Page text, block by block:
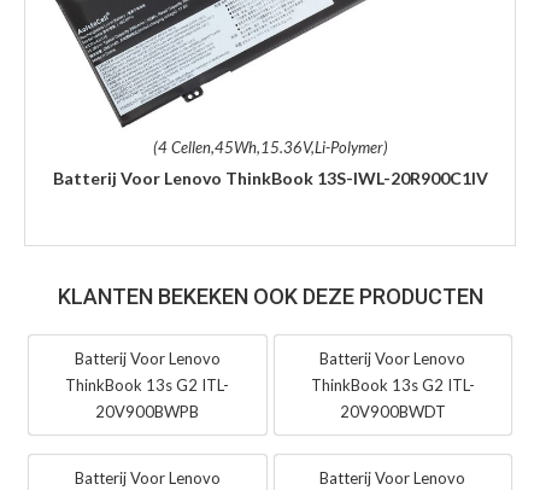
(4 Cellen,45Wh,15.36V,Li-Polymer)
Batterij Voor Lenovo ThinkBook 13S-IWL-20R900C1IV
KLANTEN BEKEKEN OOK DEZE PRODUCTEN
Batterij Voor Lenovo
ThinkBook 13s G2 ITL-
20V900BWPB
Batterij Voor Lenovo
ThinkBook 13s G2 ITL-
20V900BWDT
Batterij Voor Lenovo Batterij Voor Lenovo